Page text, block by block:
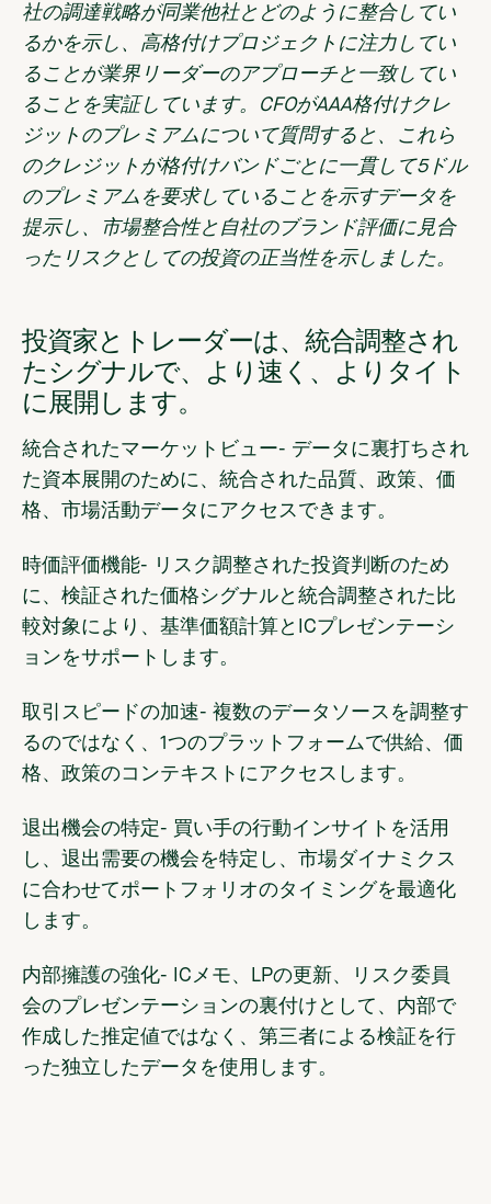
社の調達戦略が同業他社とどのように整合してい
るかを示し、高格付けプロジェクトに注力してい
ることが業界リーダーのアプローチと一致してい
ることを実証しています。CFOがAAA格付けクレ
ジットのプレミアムについて質問すると、これら
のクレジットが格付けバンドごとに一貫して5ドル
のプレミアムを要求していることを示すデータを
提示し、市場整合性と自社のブランド評価に見合
ったリスクとしての投資の正当性を示しました。
投資家とトレーダーは、統合調整され
たシグナルで、より速く、よりタイト
に展開します。
統合されたマーケットビュー- データに裏打ちされ
た資本展開のために、統合された品質、政策、価
格、市場活動データにアクセスできます。
時価評価機能- リスク調整された投資判断のため
に、検証された価格シグナルと統合調整された比
較対象により、基準価額計算とICプレゼンテーシ
ョンをサポートします。
取引スピードの加速- 複数のデータソースを調整す
るのではなく、1つのプラットフォームで供給、価
格、政策のコンテキストにアクセスします。
退出機会の特定- 買い手の行動インサイトを活用
し、退出需要の機会を特定し、市場ダイナミクス
に合わせてポートフォリオのタイミングを最適化
します。
内部擁護の強化- ICメモ、LPの更新、リスク委員
会のプレゼンテーションの裏付けとして、内部で
作成した推定値ではなく、第三者による検証を行
った独立したデータを使用します。